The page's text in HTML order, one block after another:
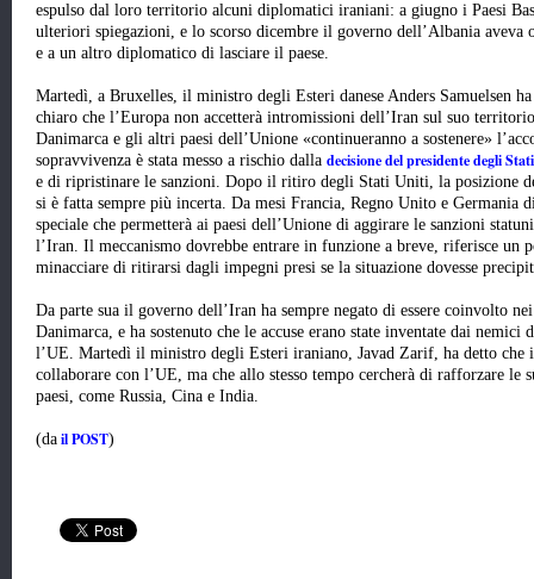
espulso dal loro territorio alcuni diplomatici iraniani: a giugno i Paesi
ulteriori spiegazioni, e lo scorso dicembre il governo dell’Albania aveva
e a un altro diplomatico di lasciare il paese.
Martedì, a Bruxelles, il ministro degli Esteri danese Anders Samuelsen
chiaro che l’Europa non accetterà intromissioni dell’Iran sul suo
Danimarca e gli altri paesi dell’Unione «continueranno a sostenere»
sopravvivenza è stata messo a rischio dalla decisione del presidente degli
e di ripristinare le sanzioni. Dopo il ritiro degli Stati Uniti, la posizione
si è fatta sempre più incerta. Da mesi Francia, Regno Unito e Germania
speciale che permetterà ai paesi dell’Unione di aggirare le sanzioni
l’Iran. Il meccanismo dovrebbe entrare in funzione a breve, riferisce un
minacciare di ritirarsi dagli impegni presi se la situazione dovesse
Da parte sua il governo dell’Iran ha sempre negato di essere coinvolto
Danimarca, e ha sostenuto che le accuse erano state inventate dai
l’UE. Martedì il ministro degli Esteri iraniano, Javad Zarif, ha detto che
collaborare con l’UE, ma che allo stesso tempo cercherà di rafforzare le
paesi, come Russia, Cina e India.
(da il POST)